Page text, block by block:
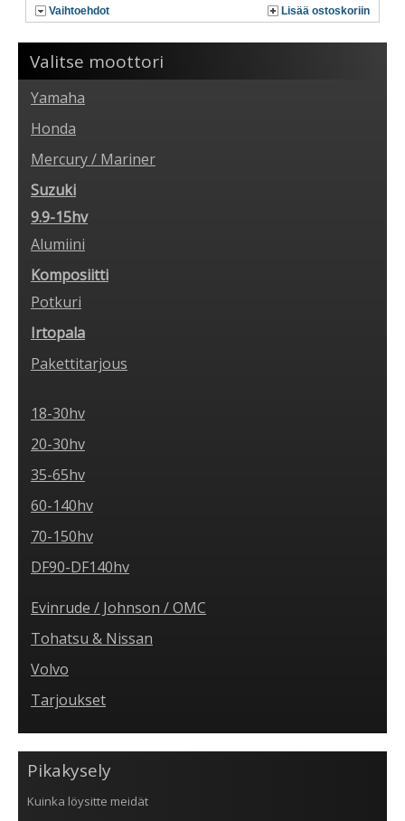
Vaihtoehdot Lisää ostoskoriin
Valitse moottori
Yamaha
Honda
Mercury / Mariner
Suzuki
9.9-15hv
Alumiini
Komposiitti
Potkuri
Irtopala
Pakettitarjous
18-30hv
20-30hv
35-65hv
60-140hv
70-150hv
DF90-DF140hv
Evinrude / Johnson / OMC
Tohatsu & Nissan
Volvo
Tarjoukset
Pikakysely
Kuinka löysitte meidät